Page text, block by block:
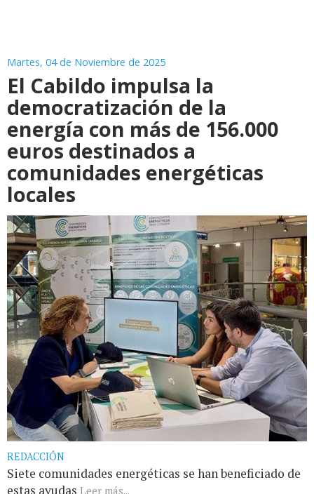
Martes, 04 de Noviembre de 2025
El Cabildo impulsa la
democratización de la
energía con más de 156.000
euros destinados a
comunidades energéticas
locales
REDACCIÓN
Siete comunidades energéticas se han beneficiado de
estas ayudas Leer más...